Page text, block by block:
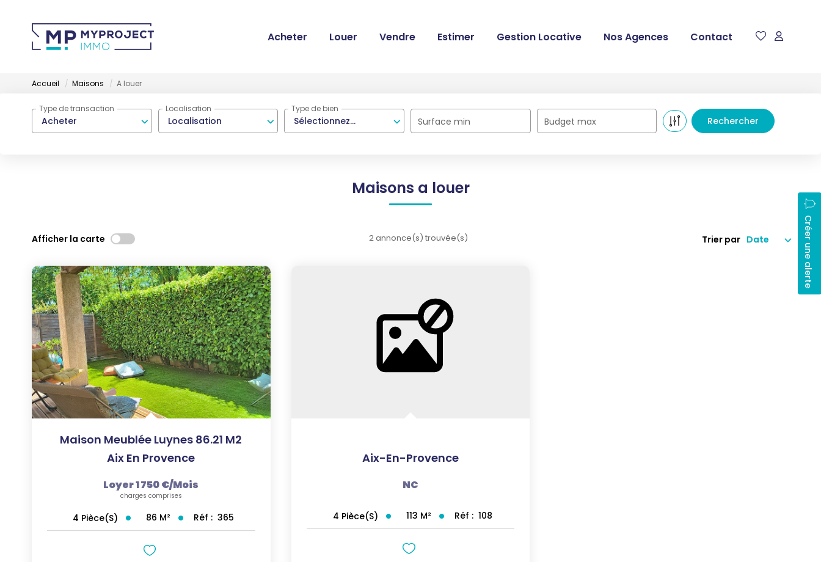
Acheter Louer Vendre Estimer Gestion Locative Nos Agences Contact
Accueil Maisons A louer
Acheter
Type de transaction
Localisation
Localisation
Sélectionnez...
Type de bien
Surface min Budget max
Maisons a louer
Créer une alerte
Afficher la carte 2 annonce(s) trouvée(s) Trier par
Maison Meublée Luynes 86.21 M2
Aix En Provence
Loyer 1 750 €/mois
charges comprises
4 Pièce(s) 86 M² Réf : 365
Aix-En-Provence
NC
4 Pièce(s) 113 M² Réf : 108